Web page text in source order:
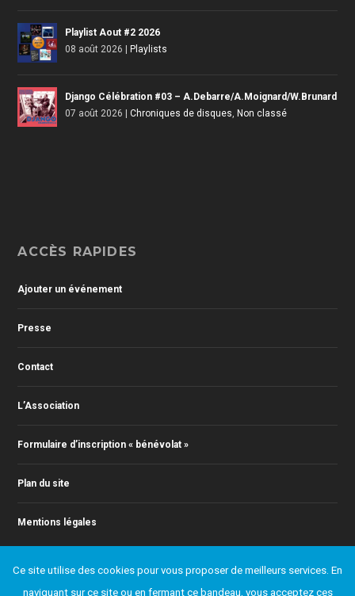
Playlist Aout #2 2026
08 août 2026 |Playlists
Django Célébration #03 – A.Debarre/A.Moignard/W.Brunard
07 août 2026 |Chroniques de disques ,Non classé
ACCÈS RAPIDES
Ajouter un événement
Presse
Contact
L’Association
Formulaire d’inscription « bénévolat »
Plan du site
Mentions légales
Ce site utilise des cookies pour vous proposer de meilleurs services. En
naviguant sur ce site ou en fermant ce bandeau, vous acceptez ces